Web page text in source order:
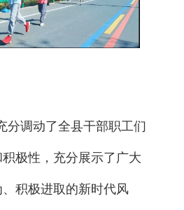
分调动了全县干部职工们
极性，充分展示了广大
积极进取的新时代风